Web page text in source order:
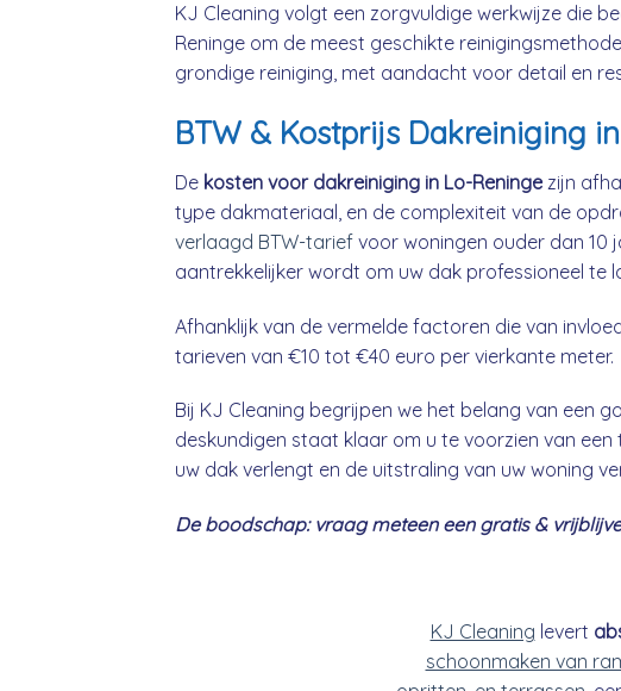
KJ Cleaning volgt een zorgvuldige werkwijze die
Reninge om de meest geschikte
grondige reiniging, met aandacht voor detail en
BTW & Kostprijs Dakreiniging
De kosten voor dakreiniging in Lo-Reningezijn
type dakmateriaal, en de complexiteit van de
verlaagd BTW-tarief voor woningen ouder dan 10
aantrekkelijker wordt om uw dak professioneel te
Afhanklijk van de vermelde factoren die van
tarieven van €10 tot €40 euro per vierkante meter.
Bij KJ Cleaning begrijpen we het belang van een
deskundigen staat klaar om u te voorzien van
uw dak verlengt en de uitstraling van uw woning
De boodschap: vraag meteen een gratis &
KJ Cleaning levert
schoonmaken van